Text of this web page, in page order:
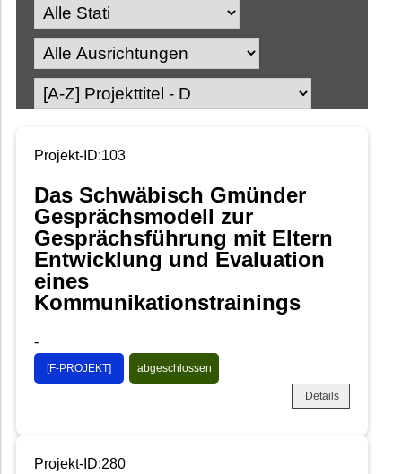
Projekt-ID:103
Das Schwäbisch Gmünder
Gesprächsmodell zur
Gesprächsführung mit Eltern
Entwicklung und Evaluation
eines
Kommunikationstrainings
-
[F-PROJEKT] abgeschlossen
Details
Projekt-ID:280